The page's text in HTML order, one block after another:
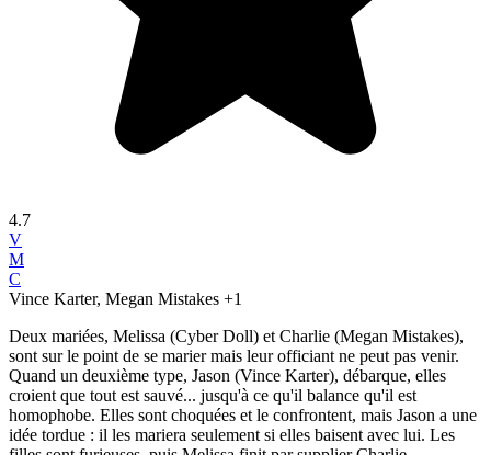
4.7
V
M
C
Vince Karter, Megan Mistakes +1
Deux mariées, Melissa (Cyber Doll) et Charlie (Megan Mistakes),
sont sur le point de se marier mais leur officiant ne peut pas venir.
Quand un deuxième type, Jason (Vince Karter), débarque, elles
croient que tout est sauvé... jusqu'à ce qu'il balance qu'il est
homophobe. Elles sont choquées et le confrontent, mais Jason a une
idée tordue : il les mariera seulement si elles baisent avec lui. Les